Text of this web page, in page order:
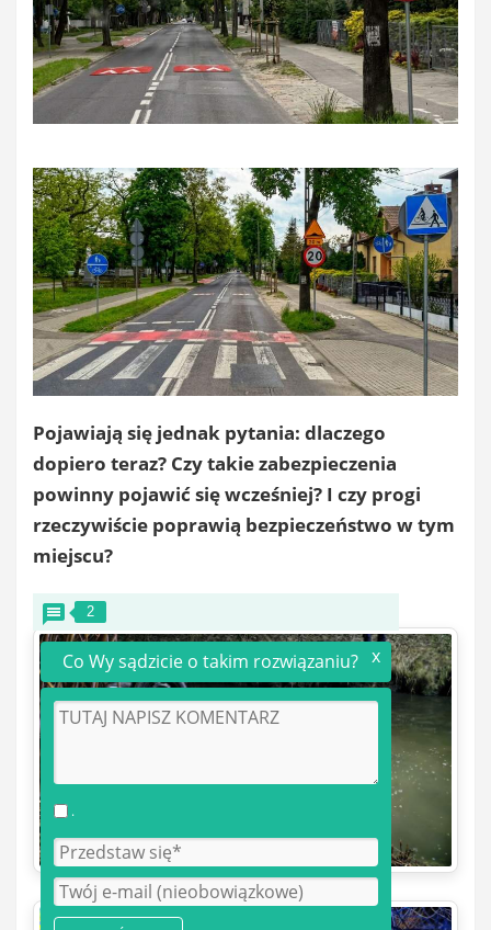
Pojawiają się jednak pytania: dlaczego
dopiero teraz? Czy takie zabezpieczenia
powinny pojawić się wcześniej? I czy progi
rzeczywiście poprawią bezpieczeństwo w tym
miejscu?
2
Co Wy sądzicie o takim rozwiązaniu? x
.